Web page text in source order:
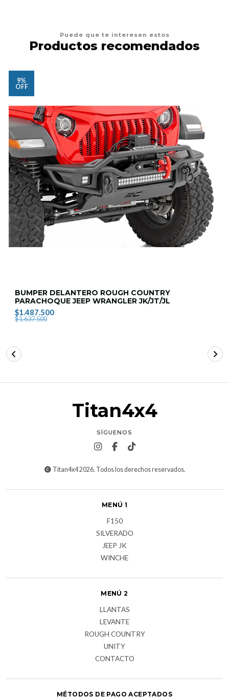
Puede que te interesen estos
Productos recomendados
9%
OFF
BUMPER DELANTERO ROUGH COUNTRY
PARACHOQUE JEEP WRANGLER JK/JT/JL
$1.487.500
$1.637.500
Titan4x4
SÍGUENOS
Titan4x4 2026. Todos los derechos reservados.
MENÚ 1
F150
SILVERADO
JEEP JK
WINCHE
MENÚ 2
LLANTAS
LEVANTE
ROUGH COUNTRY
UNITY
CONTACTO
MÉTODOS DE PAGO ACEPTADOS